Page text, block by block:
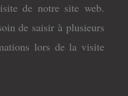
de notre site web.
de saisir à plusieurs
lors de la visite